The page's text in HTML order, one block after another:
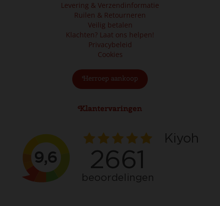
Levering & Verzendinformatie
Ruilen & Retourneren
Veilig betalen
Klachten? Laat ons helpen!
Privacybeleid
Cookies
Herroep aankoop
Klantervaringen